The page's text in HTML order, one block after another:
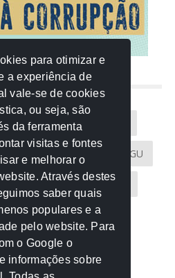
AMM
CAU-MT CGU
MPC-MT MPE-MT
PGE-MT PGR
categoria
para otimizar e
a experiência de
vale-se de cookies
ou seja, são
da ferramenta
visitas e fontes
e melhorar o
Através destes
saber quais
populares e a
pelo website. Para
o Google o
informações sobre